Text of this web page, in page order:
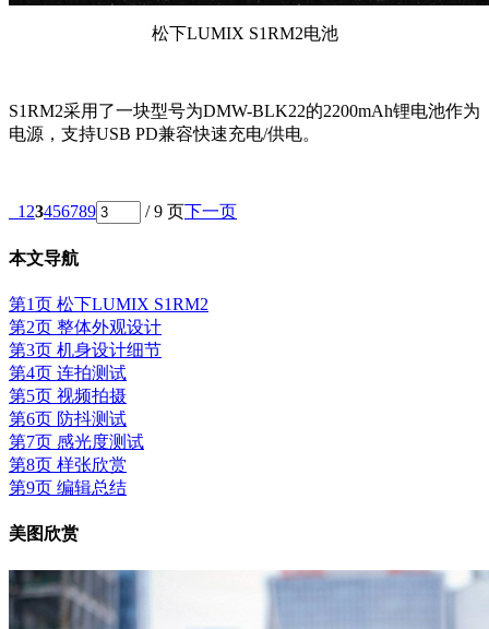
松下LUMIX S1RM2电池
S1RM2采用了一块型号为DMW-BLK22的2200mAh锂电池作为
电源，支持USB PD兼容快速充电/供电。
123456789 / 9 页下一页
本文导航
第1页 松下LUMIX S1RM2
第2页 整体外观设计
第3页 机身设计细节
第4页 连拍测试
第5页 视频拍摄
第6页 防抖测试
第7页 感光度测试
第8页 样张欣赏
第9页 编辑总结
美图欣赏